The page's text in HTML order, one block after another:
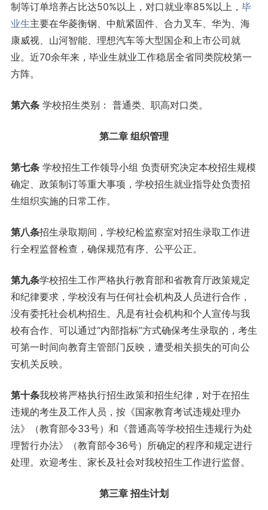
制等订单培养占比达50%以上，对口就业率85%以上， 毕
业生主要在华菱衡钢、中航紧固件、合力叉车、华为、海
康威视、山河智能、理想汽车等大型国企和上市公司就
业。近70余年来，毕业生就业工作稳居全省同类院校第一
方阵。
第六条学校招生类别： 普通类、职高对口类。
第二章 组织管理
第七条学校招生工作领导小组 负责研究决定本校招生规模
确定、政策制订等重大事项，学校招生就业指导处负责招
生组织实施的日常工作。
第八条招生录取期间，学校纪检监察室对招生录取工作进
行全程监督检查，确保规范有序、公平公正。
第九条学校招生工作严格执行教育部和省教育厅政策规定
和纪律要求，学校没有与任何社会机构及人员进行合作，
没有委托社会机构招生。凡是有社会机构和个人宣传与我
校有合作、可以通过“内部指标”方式确保考生录取的，考生
可第一时间向教育主管部门反映，遭受相关损失的可向公
安机关反映。
第十条我校将严格执行招生政策和招生纪律，对于在招生
违规的考生及工作人员，按《国家教育考试违规处理办
法》（教育部令33号）和《普通高等学校招生违规行为处
理暂行办法》（教育部令36号）所确定的程序和规定进行
处理。欢迎考生、家长及社会对我校招生工作进行监督。
第三章 招生计划